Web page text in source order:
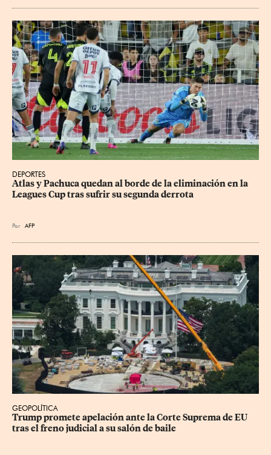
DEPORTES
Atlas y Pachuca quedan al borde de la eliminación en la
Leagues Cup tras sufrir su segunda derrota
Por AFP
GEOPOLÍTICA
Trump promete apelación ante la Corte Suprema de EU
tras el freno judicial a su salón de baile